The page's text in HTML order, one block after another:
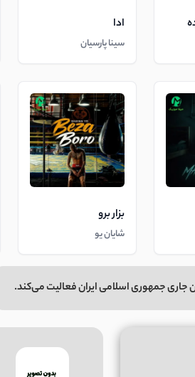
ادا
سینا پارسیان
بزار برو
شایان یو
جمهوری اسلامی ایران فعالیت می‌کند.